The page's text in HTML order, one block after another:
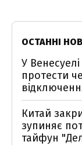
ОСТАННІ
У
протести
Китай
зупиняє
тайфун